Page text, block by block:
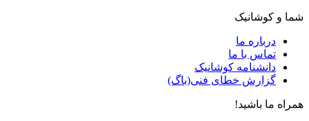
شما و کوشانیک
درباره ما
تماس با ما
دانشنامه کوشانیک
گزارش خطای فنی(باگ)
همراه ما باشید!